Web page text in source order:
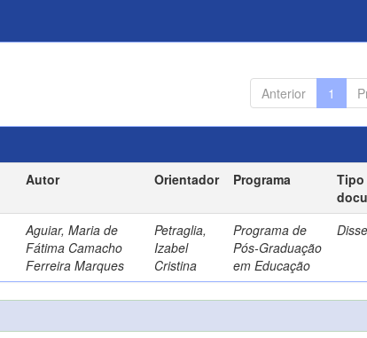
Anterior 1
Autor Orientador Programa
Tipo
Aguiar, Maria de
Fátima Camacho
Ferreira Marques
Petraglia,
Izabel
Cristina
Programa de
Pós-Graduação
em Educação